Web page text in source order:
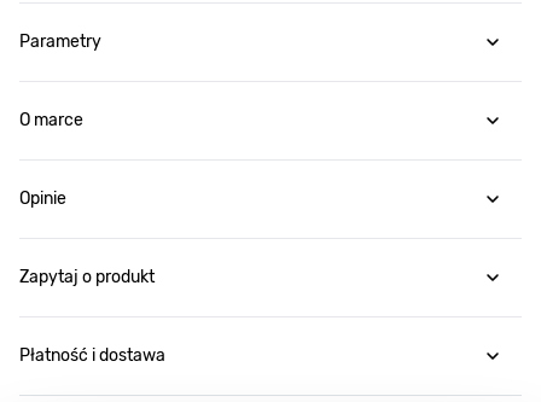
Parametry
O marce
Opinie
Zapytaj o produkt
Płatność i dostawa